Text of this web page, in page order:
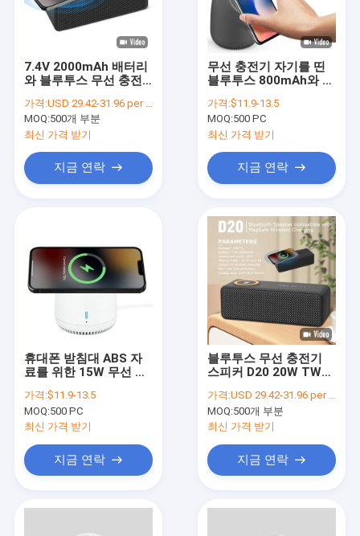
7.4V 2000mAh 배터리
와 블루투스 무선 충전
가격:USD 29.42-31.96 per piece
MOQ:500개 부분
최신 가격 받기
지금 연락
무선 충전기 자기를 띤
블루투스 800mAh와 오
가격:$11.9-13.5
MOQ:500 PC
최신 가격 받기
지금 연락
휴대폰 받침대 ABS 자
료를 위한 15W 무선 충
가격:$11.9-13.5
MOQ:500 PC
최신 가격 받기
지금 연락
블루투스 무선 충전기
스피커 D20 20W TWS
2000mAh
가격:USD 29.42-31.96 per piece
MOQ:500개 부분
최신 가격 받기
지금 연락